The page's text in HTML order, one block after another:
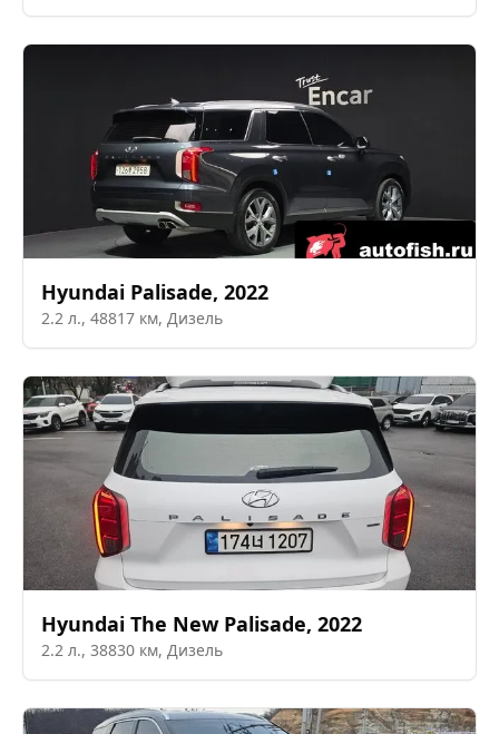
Hyundai Palisade, 2022
2.2 л., 48817 км, Дизель
Hyundai The New Palisade, 2022
2.2 л., 38830 км, Дизель